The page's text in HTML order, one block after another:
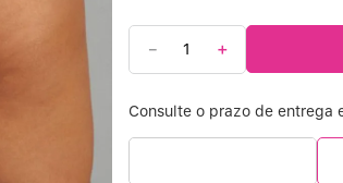
＋
－
9º Sutiã
Sutiã Bojo Aro